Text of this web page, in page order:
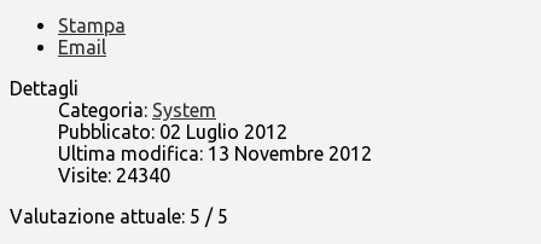
Stampa
Email
Dettagli
Categoria: System
Pubblicato: 02 Luglio 2012
Ultima modifica: 13 Novembre 2012
Visite: 24340
Valutazione attuale: 5 / 5